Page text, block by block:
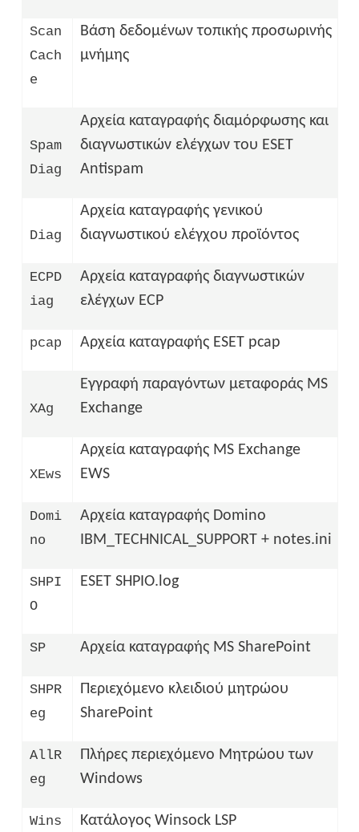
Scan
Cach
e
Βάση δεδομένων τοπικής προσωρινής
μνήμης
Spam
Diag
Αρχεία καταγραφής διαμόρφωσης και
διαγνωστικών ελέγχων του ESET
Antispam
Diag
Αρχεία καταγραφής γενικού
διαγνωστικού ελέγχου προϊόντος
ECPD
iag
Αρχεία καταγραφής διαγνωστικών
ελέγχων ECP
pcap Αρχεία καταγραφής ESET pcap
XAg
Εγγραφή παραγόντων μεταφοράς MS
Exchange
XEws
Αρχεία καταγραφής MS Exchange
EWS
Domi
no
Αρχεία καταγραφής Domino
IBM_TECHNICAL_SUPPORT + notes.ini
SHPI
O
ESET SHPIO.log
SP Αρχεία καταγραφής MS SharePoint
SHPR
eg
Περιεχόμενο κλειδιού μητρώου
SharePoint
AllR
eg
Πλήρες περιεχόμενο Μητρώου των
Windows
Wins
Κατάλογος Winsock LSP